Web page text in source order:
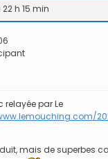
h 15 min
relayée par Le
mais de superbes